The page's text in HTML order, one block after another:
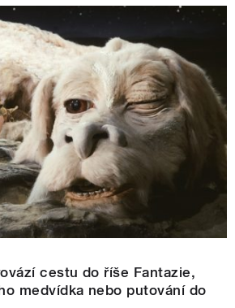
cestu do říše Fantazie,
medvídka nebo putování do